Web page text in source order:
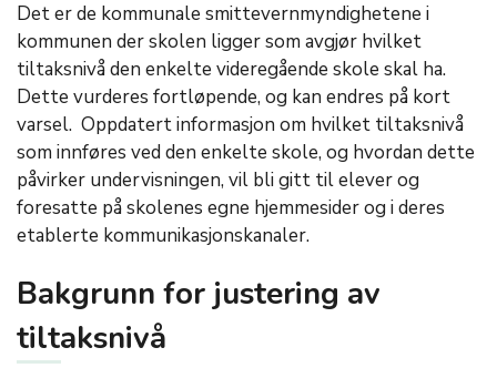
Det er de kommunale smittevernmyndighetene i
kommunen der skolen ligger som avgjør hvilket
tiltaksnivå den enkelte videregående skole skal ha.
Dette vurderes fortløpende, og kan endres på kort
varsel. Oppdatert informasjon om hvilket tiltaksnivå
som innføres ved den enkelte skole, og hvordan dette
påvirker undervisningen, vil bli gitt til elever og
foresatte på skolenes egne hjemmesider og i deres
etablerte kommunikasjonskanaler.
Bakgrunn for justering av
tiltaksnivå